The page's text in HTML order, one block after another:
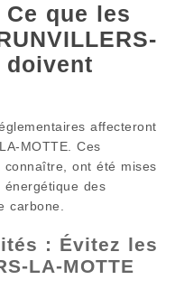
que les
doivent
affecteront
MOTTE. Ces
connaître, ont été mises
énergétique des
carbone.
: Évitez les
LA-MOTTE